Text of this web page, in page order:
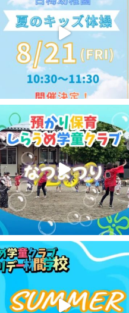
りや感謝の気持ちを育
感動、笑顔や温もり
取っていくのです。
『人としての礎づく
います。
花を咲かせることが
りのことです。
ま大切なことは何
・」
につながるのは何
」
つも胸に留め、真摯
そして、日々の幼児教
人財の育成という大事